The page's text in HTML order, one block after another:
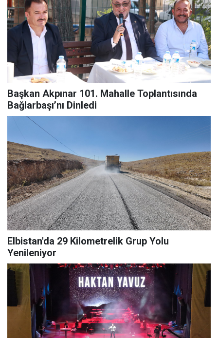
Başkan Akpınar 101. Mahalle Toplantısında
Bağlarbaşı’nı Dinledi
Elbistan'da 29 Kilometrelik Grup Yolu
Yenileniyor